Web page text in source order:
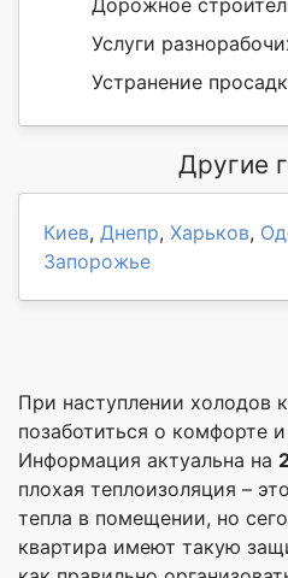
Дорожное
Услуги
Устранение
Другие
Киев, Днепр, Харьков,
Запорожье
При наступлении холодов
позаботиться о комфорте
Информация актуальна на
плохая теплоизоляция –
тепла в помещении, но
квартира имеют такую